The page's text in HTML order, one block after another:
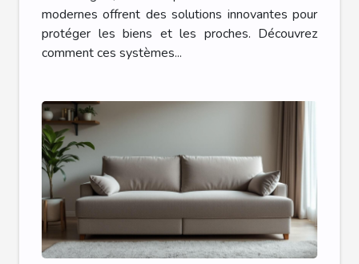
modernes offrent des solutions innovantes pour
protéger les biens et les proches. Découvrez
comment ces systèmes...